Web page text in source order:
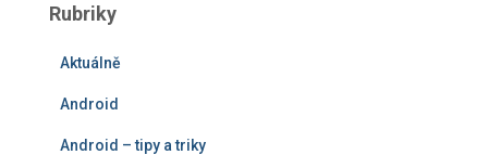
d
Rubriky
Aktuálně
Android
Android – tipy a triky